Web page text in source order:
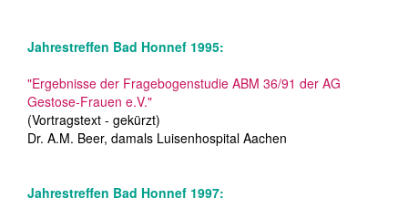
Jahrestreffen Bad Honnef 1995:
"Ergebnisse der Fragebogenstudie ABM 36/91 der AG
Gestose-Frauen e.V."
(Vortragstext - gekürzt)
Dr. A.M. Beer, damals Luisenhospital Aachen
Jahrestreffen Bad Honnef 1997: